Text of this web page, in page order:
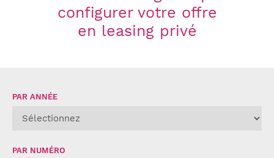
configurer votre offre
en leasing privé
PAR ANNÉE
PAR NUMÉRO